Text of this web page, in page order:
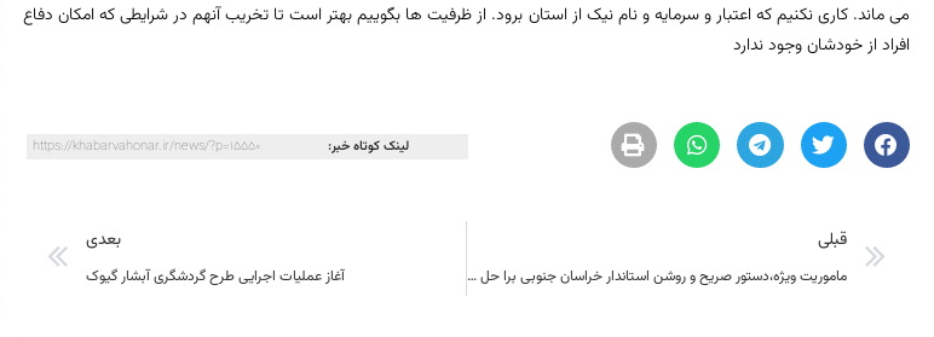
می ماند. کاری نکنیم که اعتبار و سرمایه و نام نیک از استان برود. از ظرفیت ها بگوییم بهتر است تا تخریب آنهم در شرایطی که امکان دفاع
افراد از خودشان وجود ندارد
لینک کوتاه خبر: https://khabarvahonar.ir/news/?p=15550
قبلی
ماموریت ویژه،دستور صریح و روشن استاندار خراسان جنوبی برا حل مشکلات روستای ذکری و گل نی
بعدی
آغاز عملیات اجرایی طرح گردشگری آبشار گیوک